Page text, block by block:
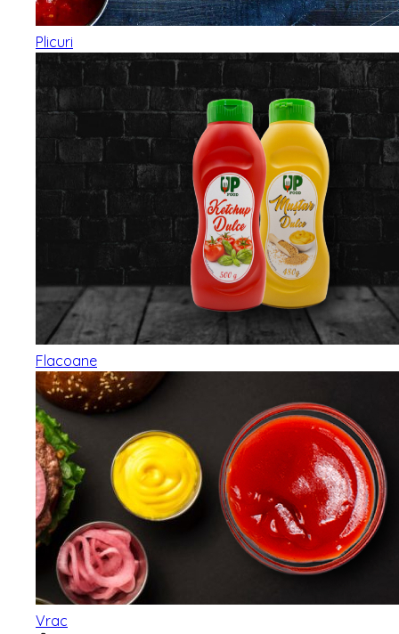
Plicuri
Flacoane
Vrac